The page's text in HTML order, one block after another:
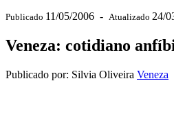
Publicado 11/05/2006 - Atualizado 24/
Veneza: cotidiano
Publicado por: Silvia Oliveira Veneza